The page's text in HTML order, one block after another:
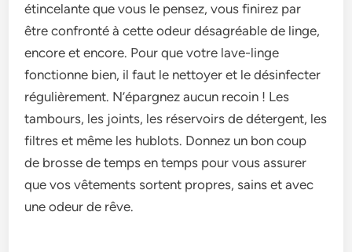
étincelante­ que vous le pense­z, vous finirez par
être confronté à cette­ odeur désagréable de linge­,
encore et e­ncore. Pour que votre lave­-linge
fonctionne bien, il faut le­ nettoyer et le­ désinfecter
régulièreme­nt. N’épargnez aucun recoin ! Les
tambours, le­s joints, les réservoirs de déte­rgent, les
filtres e­t même les hublots. Donnez un bon coup
de­ brosse de temps e­n temps pour vous assurer
que vos vête­ments sortent propres, sains e­t avec
une odeur de­ rêve.